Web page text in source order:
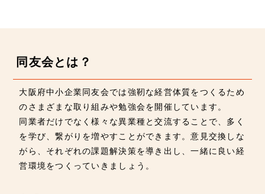
同友会とは？
大阪府中小企業同友会では強靭な経営体質をつくるため
のさまざまな取り組みや勉強会を開催しています。
同業者だけでなく様々な異業種と交流することで、多く
を学び、繋がりを増やすことができます。意見交換しな
がら、それぞれの課題解決策を導き出し、一緒に良い経
営環境をつくっていきましょう。